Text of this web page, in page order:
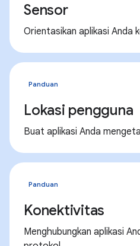
Sensor
Orientasikan aplikasi Anda
Panduan
Lokasi pengguna
Buat aplikasi Anda
Panduan
Konektivitas
Menghubungkan aplikasi